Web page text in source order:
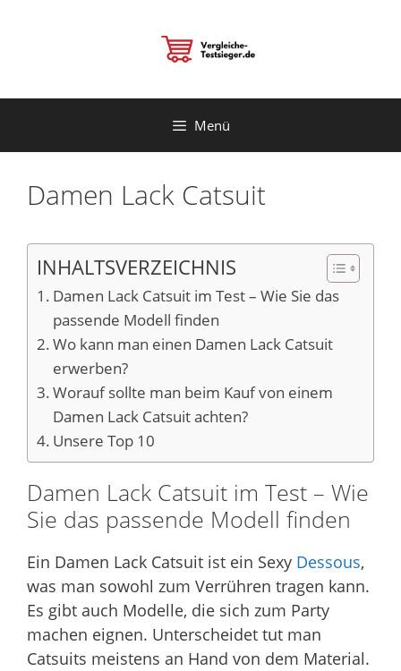
Menü
Damen Lack Catsuit
INHALTSVERZEICHNIS
Damen Lack Catsuit im Test – Wie Sie das
passende Modell finden
Wo kann man einen Damen Lack Catsuit
erwerben?
Worauf sollte man beim Kauf von einem
Damen Lack Catsuit achten?
Unsere Top 10
Damen Lack Catsuit im Test – Wie
Sie das passende Modell finden
Ein Damen Lack Catsuit ist ein Sexy Dessous,
was man sowohl zum Verrühren tragen kann.
Es gibt auch Modelle, die sich zum Party
machen eignen. Unterscheidet tut man
Catsuits meistens an Hand von dem Material.